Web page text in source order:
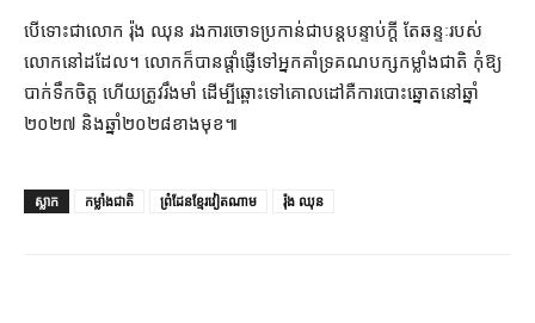
បើ​ទោះជា​លោក រ៉ុង ឈុន រង​ការចោទប្រកាន់​ជា​បន្តបន្ទាប់​ក្ដី តែ​ឆន្ទៈ​របស់​
លោក​នៅ​ដដែល។ លោក​ក៏បាន​ផ្ដាំផ្ញើ​ទៅ​អ្នកគាំទ្រ​គណបក្ស​កម្លាំង​ជាតិ កុំឱ្យ​
បាក់​ទឹកចិត្ត ហើយ​ត្រូវ​រឹងមាំ ដើម្បី​ឆ្ពោះទៅ​គោលដៅ​គឺ​ការបោះឆ្នោត​នៅ​ឆ្នាំ​
២០២៧ និង​ឆ្នាំ​២០២៨​ខាងមុខ៕
ស្លាក កម្លាំងជាតិ ព្រំដែនខ្មែរវៀតណាម រ៉ុង ឈុន